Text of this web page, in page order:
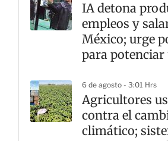
IA detona
empleos y
México; urge
para potenciar
6 de agosto - 3:01 Hrs
Agricultores
contra el
climático;